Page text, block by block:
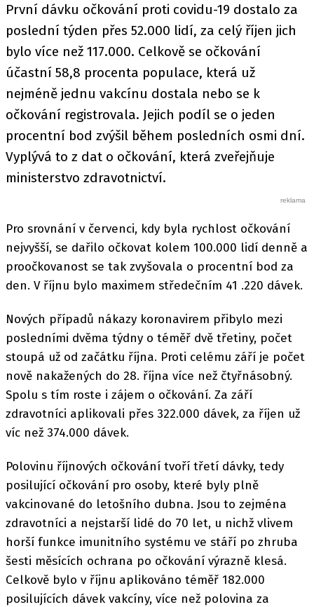
První dávku očkování proti covidu-19 dostalo za
poslední týden přes 52.000 lidí, za celý říjen jich
bylo více než 117.000. Celkově se očkování
účastní 58,8 procenta populace, která už
nejméně jednu vakcínu dostala nebo se k
očkování registrovala. Jejich podíl se o jeden
procentní bod zvýšil během posledních osmi dní.
Vyplývá to z dat o očkování, která zveřejňuje
ministerstvo zdravotnictví.
Pro srovnání v červenci, kdy byla rychlost očkování
nejvyšší, se dařilo očkovat kolem 100.000 lidí denně a
proočkovanost se tak zvyšovala o procentní bod za
den. V říjnu bylo maximem středečním 41 .220 dávek.
Nových případů nákazy koronavirem přibylo mezi
posledními dvěma týdny o téměř dvě třetiny, počet
stoupá už od začátku října. Proti celému září je počet
nově nakažených do 28. října více než čtyřnásobný.
Spolu s tím roste i zájem o očkování. Za září
zdravotníci aplikovali přes 322.000 dávek, za říjen už
víc než 374.000 dávek.
Polovinu říjnových očkování tvoří třetí dávky, tedy
posilující očkování pro osoby, které byly plně
vakcinované do letošního dubna. Jsou to zejména
zdravotníci a nejstarší lidé do 70 let, u nichž vlivem
horší funkce imunitního systému ve stáří po zhruba
šesti měsících ochrana po očkování výrazně klesá.
Celkově bylo v říjnu aplikováno téměř 182.000
posilujících dávek vakcíny, více než polovina za